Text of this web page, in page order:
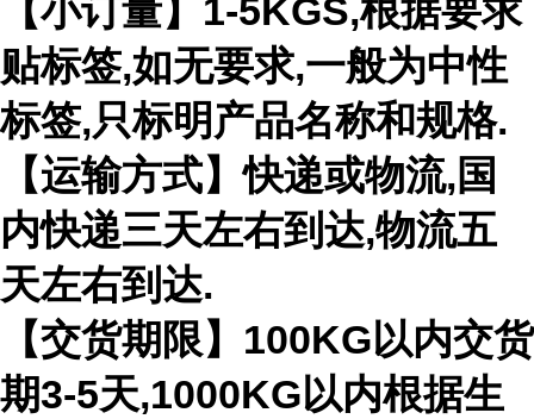
【小订量】1-5KGS,根据要求
贴标签,如无要求,一般为中性
标签,只标明产品名称和规格.
【运输方式】快递或物流,国
内快递三天左右到达,物流五
天左右到达.
【交货期限】100KG以内交货
期3-5天,1000KG以内根据生